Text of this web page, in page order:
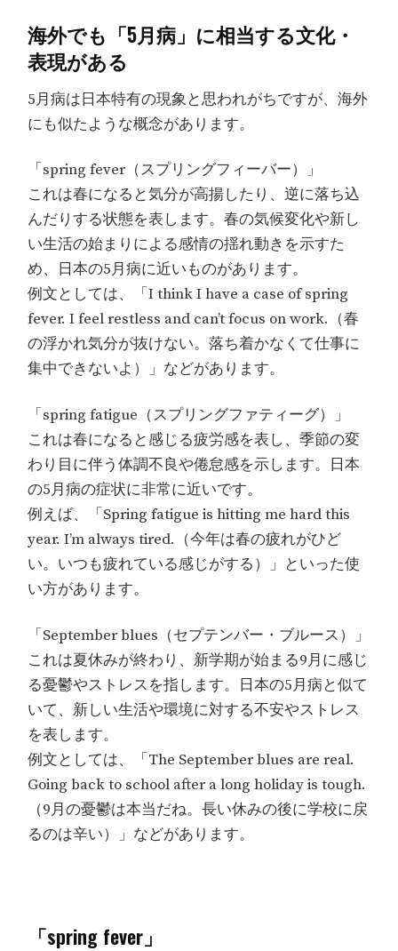
海外でも「5月病」に相当する文化・
表現がある
5月病は日本特有の現象と思われがちですが、海外
にも似たような概念があります。
「spring fever（スプリングフィーバー）」
これは春になると気分が高揚したり、逆に落ち込
んだりする状態を表します。春の気候変化や新し
い生活の始まりによる感情の揺れ動きを示すた
め、日本の5月病に近いものがあります。
例文としては、「I think I have a case of spring
fever. I feel restless and can’t focus on work.（春
の浮かれ気分が抜けない。落ち着かなくて仕事に
集中できないよ）」などがあります。
「spring fatigue（スプリングファティーグ）」
これは春になると感じる疲労感を表し、季節の変
わり目に伴う体調不良や倦怠感を示します。日本
の5月病の症状に非常に近いです。
例えば、「Spring fatigue is hitting me hard this
year. I’m always tired.（今年は春の疲れがひど
い。いつも疲れている感じがする）」といった使
い方があります。
「September blues（セプテンバー・ブルース）」
これは夏休みが終わり、新学期が始まる9月に感じ
る憂鬱やストレスを指します。日本の5月病と似て
いて、新しい生活や環境に対する不安やストレス
を表します。
例文としては、「The September blues are real.
Going back to school after a long holiday is tough.
（9月の憂鬱は本当だね。長い休みの後に学校に戻
るのは辛い）」などがあります。
「spring fever」